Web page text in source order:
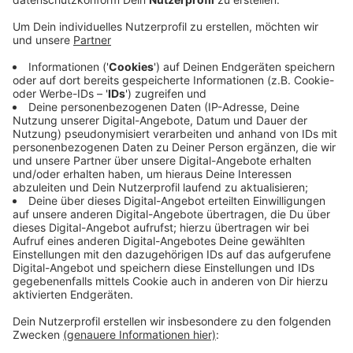
Um zu wissen welche Partei für einen infrage kommt,
nutzen viele den Wahl-O-Mat. Doch zwei
Politikwissenschaftler der Uni Münster sind diesem
jetzt zuvorgekommen und haben ein eigenes
Programm veröffentlicht. Und zwar den Wahl-
Kompass. Dieser verbessert Schwachstellen des
Wahl-O-Mats, zum Beispiel gibt es hier fünf anstatt
nur drei Antwortmöglichkeiten. Dadurch soll sich noch
klarer herausstellen, welche Partei zu Ihren Ansichten
passt. Den Link dazu finden SieHIER.
Anzeige